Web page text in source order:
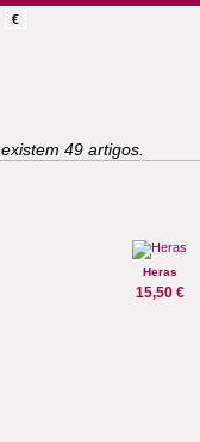
€
existem 49 artigos.
Heras
15,50 €